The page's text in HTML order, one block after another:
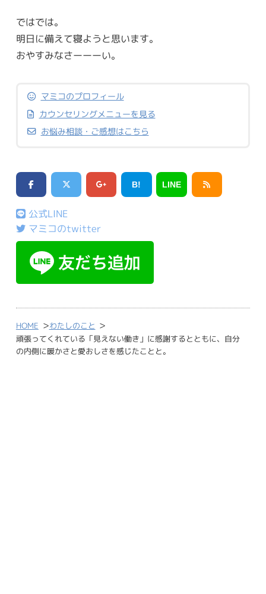
ではでは。
明日に備えて寝ようと思います。
おやすみなさーーーい。
マミコのプロフィール
カウンセリングメニューを見る
お悩み相談・ご感想はこちら
B! LINE
公式LINE
マミコのtwitter
HOME >わたしのこと >
頑張ってくれている「見えない働き」に感謝するとともに、自分
の内側に暖かさと愛おしさを感じたことと。